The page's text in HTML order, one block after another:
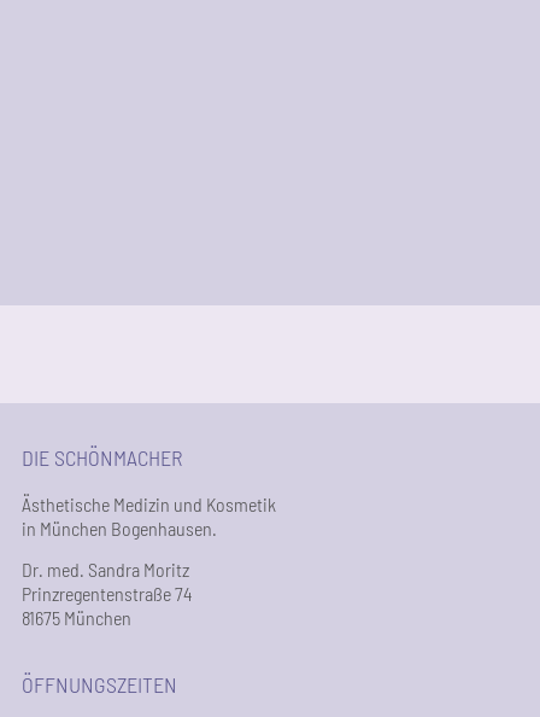
DIE SCHÖNMACHER
Ästhetische Medizin und Kosmetik
in München Bogenhausen.
Dr. med. Sandra Moritz
Prinzregentenstraße 74
81675 München
ÖFFNUNGSZEITEN